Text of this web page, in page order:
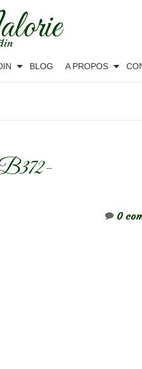
BLOG A PROPOS
0